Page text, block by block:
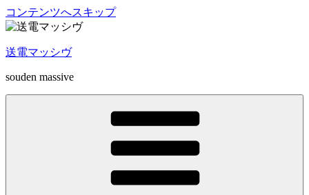
コンテンツへスキップ
送電マッシヴ
souden massive